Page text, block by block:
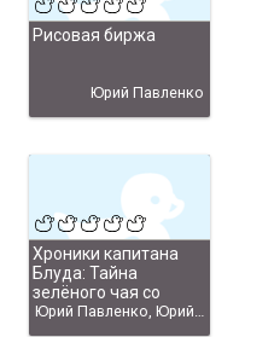
Рисовая биржа
Юрий Павленко
Хроники капитана
Блуда: Тайна
зелёного чая со
льдом
Юрий Павленко, Юрий Павленко скачать